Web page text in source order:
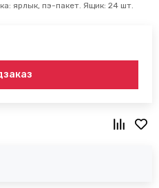
ярлык, пэ-пакет. Ящик: 24 шт.